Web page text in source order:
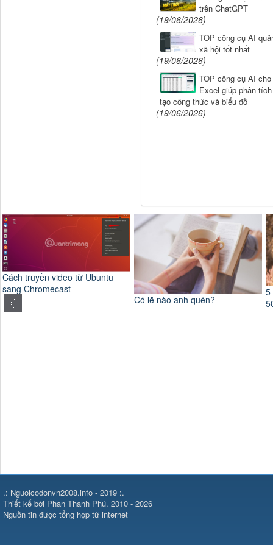
trên ChatGPT
(19/06/2026)
TOP công cụ AI
xã hội tốt nhất
(19/06/2026)
TOP công cụ AI
Excel giúp phân
tạo công thức và biểu đồ
(19/06/2026)
Cách truyền video từ Ubuntu
sang Chromecast
Có lẽ nào anh quên?
5
.: Nguoicodonvn2008.info - 2019 :.
Thiết kế bởi Phan Thanh Phú. 2010 - 2026
Nguồn tin được tổng hợp từ internet